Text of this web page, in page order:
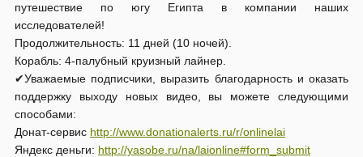
путешествие по югу Египта в компании наших
исследователей!
Продолжительность: 11 дней (10 ночей).
Корабль: 4-палубный круизный лайнер.
✔Уважаемые подписчики, выразить благодарность и оказать
поддержку выходу новых видео, вы можете следующими
способами:
Донат-сервис http://www.donationalerts.ru/r/onlinelai
Яндекс деньги: http://yasobe.ru/na/laionline#form_submit